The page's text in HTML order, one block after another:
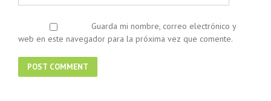
Guarda mi nombre, correo electrónico y
web en este navegador para la próxima vez que comente.